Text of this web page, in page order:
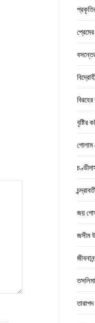
বৃষ্টির
জয়
জসীম
তারাপদ